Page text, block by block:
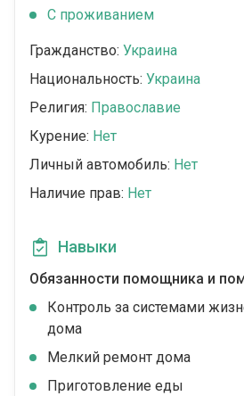
C проживанием
Гражданство: Украина
Национальность: Украина
Религия: Православие
Курение: Нет
Личный автомобиль: Нет
Наличие прав: Нет
Навыки
Обязанности помощника и
Контроль за системами
дома
Мелкий ремонт дома
Приготовление еды